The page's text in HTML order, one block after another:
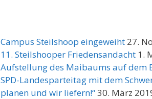
Campus Steilshoop eingeweiht 27.
11. Steilshooper Friedensandacht 1.
Aufstellung des Maibaums auf dem
SPD-Landesparteitag mit dem
planen und wir liefern!“30. März